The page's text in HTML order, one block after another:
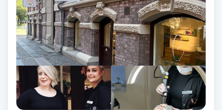
Fransfärgning
Fransförlängning
Fransförlängning Megavolym
Fransförlängning Volym